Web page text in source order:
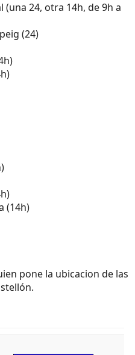
24, otra 14h, de 9h a
(24)
(14h)
pone la ubicacion de las